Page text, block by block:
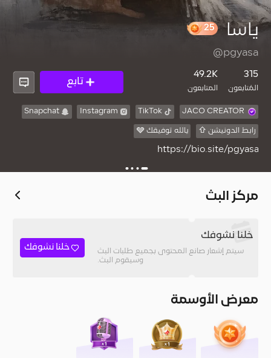
ياسا
@pgyasa
315
المُتابعون
49.2K
المتابعون
تابع
JACO CREATOR
TikTok
رابط الدونيشن ⇧ يالله توفيقك 🩶
https://bio.site/pgyasa
مركز البث
خلنا نشوفك
سيتم إشعار صانع المحتوى بجميع طلبات البث
وسيقوم البث.
خلنا نشوفك
معرض الأوسمة